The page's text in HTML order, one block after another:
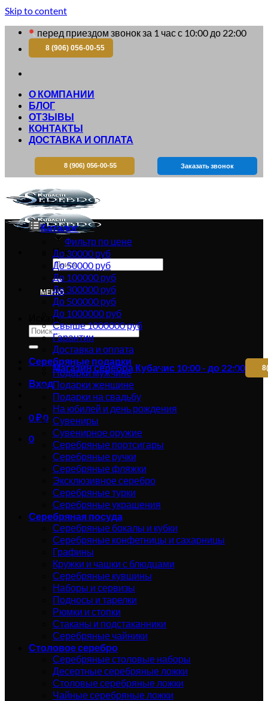
Skip to content
перед приездом звонок за 1 час с 10:00 до 22:00
8 (906) 056-00-55
О КОМПАНИИ
БЛОГ
ОТЗЫВЫ
КОНТАКТЫ
ДОСТАВКА И ОПЛАТА
8 (906) 056-00-55 Заказать звонок
Искать:
МЕНЮ
Искать:
Магазин серебра Кубачис 10:00 - до 22:00
Вход
0₽0
0
Каталог
Фильтр по цене
До 30000 руб
До 50000 руб
До 100000 руб
До 300000 руб
До 500000 руб
До 1000000 руб
Свыше 1000000 руб
Гарантии
Доставка и оплата
Серебряные подарки
Подарки мужчине
Подарки женщине
Подарки на свадьбу
На юбилей и день рождения
Сувениры
Сувенирное оружие
Серебряные портсигары
Серебряные ручки
Серебряные фляжки
Эксклюзивное серебро
Серебряные турки
Серебряные украшения
Серебряная посуда
Серебряные бокалы и кубки
Серебряные конфетницы и сахарницы
Графины
Кружки и чашки с блюдцами
Серебряные кувшины
Наборы и сервизы
Подносы и тарелки
Рюмки и стопки
Стаканы и подстаканники
Серебряные чайники
Столовое серебро
Серебряные столовые наборы
Десертные серебряные ложки
Столовые серебряные ложки
Чайные серебряные ложки